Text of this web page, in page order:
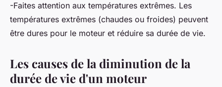
-Faites attention aux températures extrêmes. Les
températures extrêmes (chaudes ou froides) peuvent
être dures pour le moteur et réduire sa durée de vie.
Les causes de la diminution de la
durée de vie d'un moteur